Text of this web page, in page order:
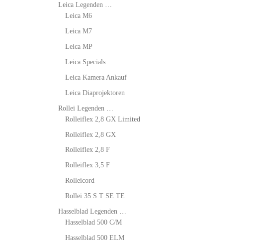
Leica Legenden …
Leica M6
Leica M7
Leica MP
Leica Specials
Leica Kamera Ankauf
Leica Diaprojektoren
Rollei Legenden …
Rolleiflex 2,8 GX Limited
Rolleiflex 2,8 GX
Rolleiflex 2,8 F
Rolleiflex 3,5 F
Rolleicord
Rollei 35 S T SE TE
Hasselblad Legenden …
Hasselblad 500 C/M
Hasselblad 500 ELM